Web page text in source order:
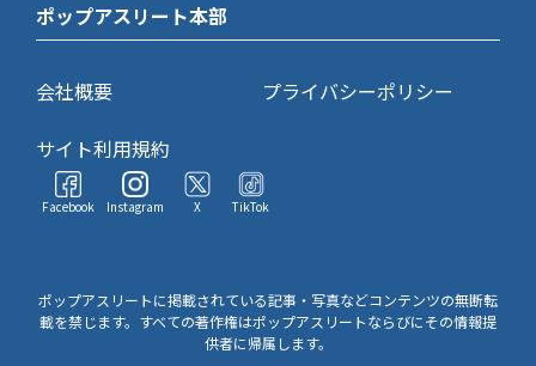
ポップアスリート本部
会社概要
プライバシーポリシー
サイト利用規約
Facebook Instagram X TikTok
ポップアスリートに掲載されている記事・写真などコンテンツの無断転
載を禁じます。すべての著作権はポップアスリートならびにその情報提
供者に帰属します。